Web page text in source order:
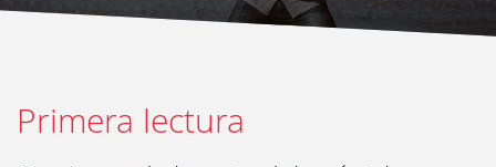
Primera lectura